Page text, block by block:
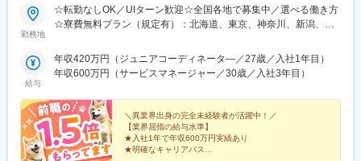
～3ヶ月）
※社員同士の距離が近く、相談しやすい環境です。
■働き方
・フルフレックス制（コアタイムなし）
・平均有給休暇取得日数：12.1日（取得率68.5％／2025年度実
績）
・男女育児休暇取得実績あり
勤務地
☆転勤なしOK／UIターン歓迎☆全国各地で募集中／選べる働き方
☆寮費無料プラン（規定有）：北海道、東京、神奈川、新潟、三
ス】◇地元採用・転勤なし可■東北／北海道、青森、岩手、宮城、
山形、福島■関東甲信越／茨城、栃木、群馬、埼玉、千葉、東京、
■関西／滋賀、京都、大阪、兵庫、奈良、和歌山■中国・四国／岡
山、広島、山口、徳島、香川、愛媛、高知■九州／福岡、佐賀、長
崎、熊本、大分、宮崎、鹿児島、沖縄☆江戸川・川崎・湘南・川
越・香川・徳島・青森・多摩川にて新規オープン★別事業へのキ
ャリアチェンジによる昇格可能☆ページ下部「勤務地の一例」も
給与
年収420万円（ジュニアコーディネータ―／27歳／入社1年目）
年収600万円（サービスマネージャー／30歳／入社3年目）
＼異業界出身の完全未経験者が活躍中！／
【業界屈指の給与水準】
★入社1年で年収600万円実績あり
★明確なキャリアパス